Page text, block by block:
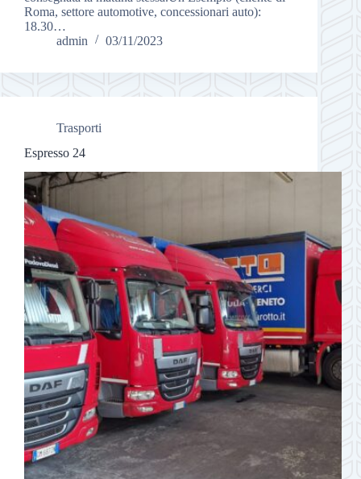
Roma, settore automotive, concessionari auto):
18.30…
admin
03/11/2023
Trasporti
Espresso 24